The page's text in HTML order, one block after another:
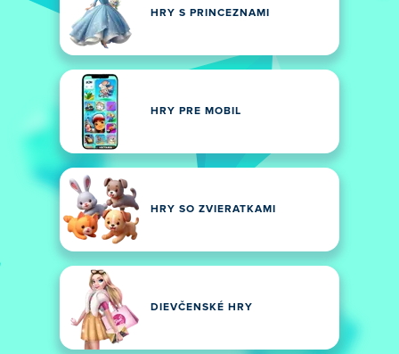
HRY S PRINCEZNAMI
HRY PRE MOBIL
HRY SO ZVIERATKAMI
DIEVČENSKÉ HRY